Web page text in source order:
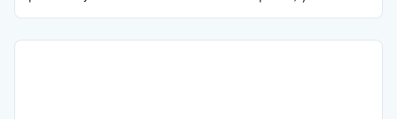
Islas Canarias son un destino para hacer turismo
itinerante y disfrutar en toda libertad ¡durante